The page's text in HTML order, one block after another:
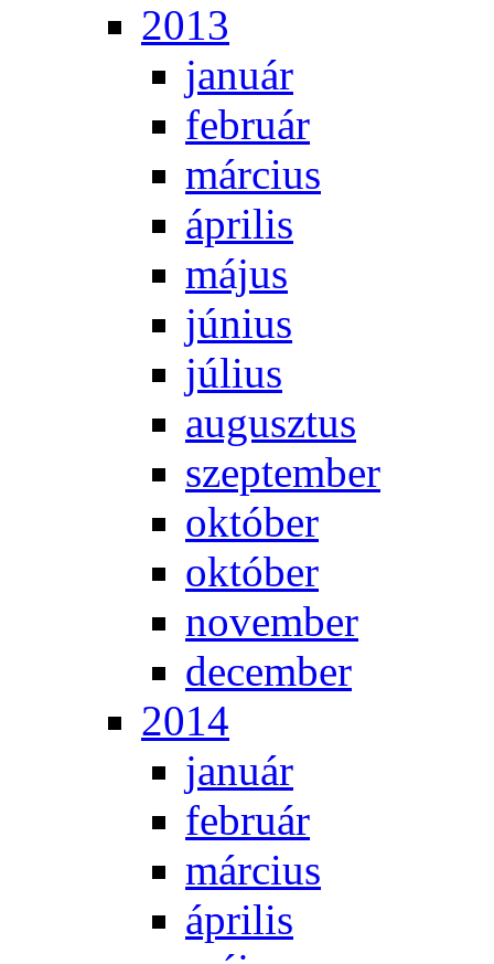
2013
ja­nu­ár
feb­ru­ár
már­ci­us
áp­ri­lis
má­jus
jú­ni­us
jú­li­us
au­gusz­tus
szep­tem­ber
ok­tó­ber
ok­tó­ber
no­vem­ber
de­cem­ber
2014
ja­nu­ár
feb­ru­ár
már­ci­us
áp­ri­lis